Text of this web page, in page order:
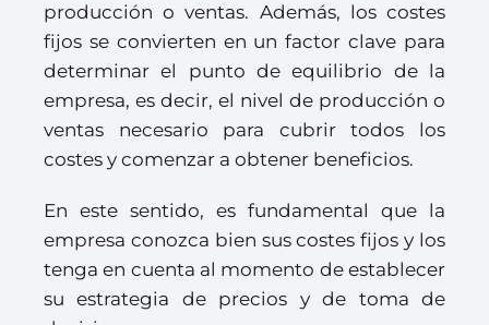
producción o ventas. Además, los costes
fijos se convierten en un factor clave para
determinar el punto de equilibrio de la
empresa, es decir, el nivel de producción o
ventas necesario para cubrir todos los
costes y comenzar a obtener beneficios.
En este sentido, es fundamental que la
empresa conozca bien sus costes fijos y los
tenga en cuenta al momento de establecer
su estrategia de precios y de toma de